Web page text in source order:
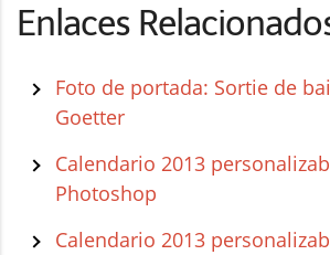
Enlaces
Foto de portada: Sortie de
Goetter
Calendario 2013
Photoshop
Calendario 2013